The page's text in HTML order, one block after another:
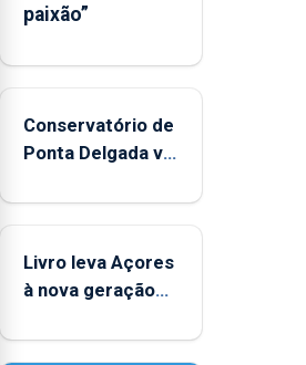
paixão”
Conservatório de
Ponta Delgada vai
novos
Livro leva Açores
à nova geração